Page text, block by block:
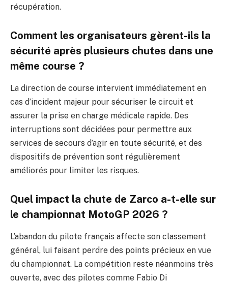
récupération.
Comment les organisateurs gèrent-ils la
sécurité après plusieurs chutes dans une
même course ?
La direction de course intervient immédiatement en
cas d’incident majeur pour sécuriser le circuit et
assurer la prise en charge médicale rapide. Des
interruptions sont décidées pour permettre aux
services de secours d’agir en toute sécurité, et des
dispositifs de prévention sont régulièrement
améliorés pour limiter les risques.
Quel impact la chute de Zarco a-t-elle sur
le championnat MotoGP 2026 ?
L’abandon du pilote français affecte son classement
général, lui faisant perdre des points précieux en vue
du championnat. La compétition reste néanmoins très
ouverte, avec des pilotes comme Fabio Di